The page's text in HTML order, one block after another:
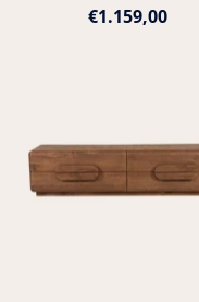
€1.159,00